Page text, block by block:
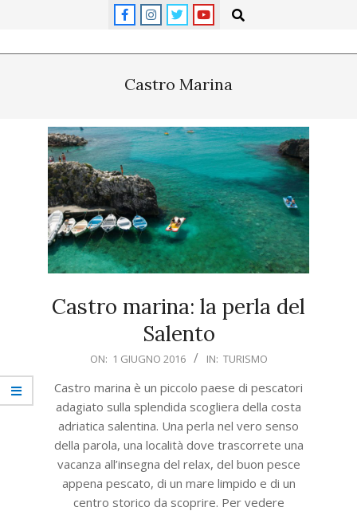
Search
Castro Marina
Castro marina: la perla del
Salento
01
ON: 1 GIUGNO 2016 IN: TURISMO
Castro marina è un piccolo paese di pescatori
adagiato sulla splendida scogliera della costa
adriatica salentina. Una perla nel vero senso
della parola, una località dove trascorrete una
vacanza all’insegna del relax, del buon pesce
appena pescato, di un mare limpido e di un
centro storico da scoprire. Per vedere